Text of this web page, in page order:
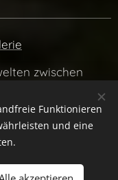
zwischen
Funktionieren
und eine